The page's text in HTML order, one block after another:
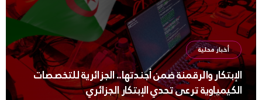
أخبار محلية
الإبتكار والرقمنة ضمن أجندتها.. الجزائرية للتخصصات
الكيمياوية ترعى تحدي الإبتكار الجزائري